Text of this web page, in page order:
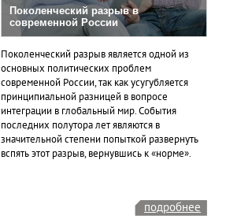
Поколенческий разрыв в
современной России
Поколенческий разрыв является одной из
основных политических проблем
современной России, так как усугубляется
принципиальной разницей в вопросе
интеграции в глобальный мир. События
последних полутора лет являются в
значительной степени попыткой развернуть
вспять этот разрыв, вернувшись к «норме».
подробнее